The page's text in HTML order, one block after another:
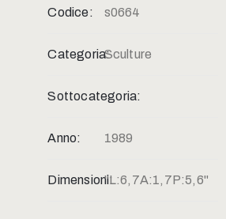
Codice: s0664
Categoria:Sculture
Sottocategoria:
Anno: 1989
Dimensioni:"L:6,7A:1,7P:5,6"